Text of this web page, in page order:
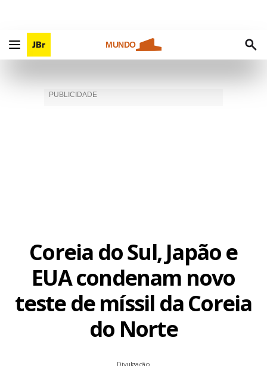
MUNDO
Coreia do Sul, Japão e
EUA condenam novo
teste de míssil da Coreia
do Norte
Divulgação